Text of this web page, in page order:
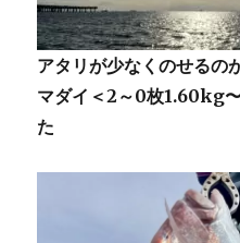
アタリが少なくのせるの
マダイ＜2～0枚1.60kg
た